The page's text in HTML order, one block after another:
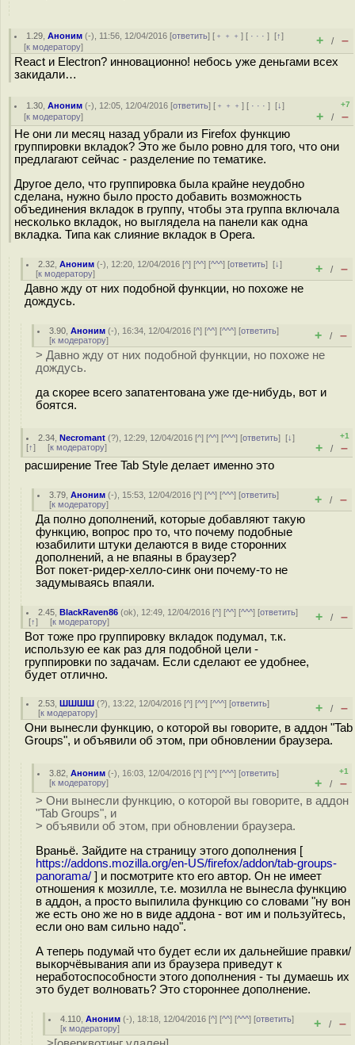
1.29 ,Аноним (-), 11:56, 12/04/2016 [ответить] [ ﹢﹢﹢] [ · · ·][↑]
[к модератору] + / –
React и Electron? инновационно! небось уже деньгами всех
закидали…
1.30 ,Аноним (-), 12:05, 12/04/2016 [ответить] [ ﹢﹢﹢] [ · · ·][↓]
[к модератору]
+7
+ / –
Не они ли месяц назад убрали из Firefox функцию
группировки вкладок? Это же было ровно для того, что они
предлагают сейчас - разделение по тематике.
Другое дело, что группировка была крайне неудобно
сделана, нужно было просто добавить возможность
объединения вкладок в группу, чтобы эта группа включала
несколько вкладок, но выглядела на панели как одна
вкладка. Типа как слияние вкладок в Opera.
2.32 ,Аноним (-), 12:20, 12/04/2016 [^] [^^] [^^^] [ответить][↓]
[к модератору] + / –
Давно жду от них подобной функции, но похоже не
дождусь.
3.90 ,Аноним (-), 16:34, 12/04/2016 [^] [^^] [^^^] [ответить]
[к модератору] + / –
> Давно жду от них подобной функции, но похоже не
дождусь.
да скорее всего запатентована уже где-нибудь, вот и
боятся.
2.34 ,Necromant (?), 12:29, 12/04/2016 [^] [^^] [^^^] [ответить][↓]
[↑] [к модератору]
+1
+ / –
расширение Tree Tab Style делает именно это
3.79 ,Аноним (-), 15:53, 12/04/2016 [^] [^^] [^^^] [ответить]
[к модератору] + / –
Да полно дополнений, которые добавляют такую
функцию, вопрос про то, что почему подобные
юзабилити штуки делаются в виде сторонних
дополнений, а не впаяны в браузер?
Вот покет-ридер-хелло-синк они почему-то не
задумываясь впаяли.
2.45 ,BlackRaven86 (ok), 12:49, 12/04/2016 [^] [^^] [^^^] [ответить]
[↑] [к модератору] + / –
Вот тоже про группировку вкладок подумал, т.к.
использую ее как раз для подобной цели -
группировки по задачам. Если сделают ее удобнее,
будет отлично.
2.53 ,ШШШШ (?), 13:22, 12/04/2016 [^] [^^] [^^^] [ответить]
[к модератору] + / –
Они вынесли функцию, о которой вы говорите, в aддон "Tab
Groups", и объявили об этом, при обновлении браузера.
3.82 ,Аноним (-), 16:03, 12/04/2016 [^] [^^] [^^^] [ответить]
[к модератору]
+1
+ / –
> Они вынесли функцию, о которой вы говорите, в aддон
"Tab Groups", и
> объявили об этом, при обновлении браузера.
Враньё. Зайдите на страницу этого дополнения [
https://addons.mozilla.org/en-US/firefox/addon/tab-groups-
panorama/ ] и посмотрите кто его автор. Он не имеет
отношения к мозилле, т.е. мозилла не вынесла функцию
в аддон, а просто выпилила функцию со словами "ну вон
же есть оно же но в виде аддона - вот им и пользуйтесь,
если оно вам сильно надо".
А теперь подумай что будет если их дальнейшие правки/
выкорчёвывания апи из браузера приведут к
неработоспособности этого дополнения - ты думаешь их
это будет волновать? Это стороннее дополнение.
4.110 ,Аноним (-), 18:18, 12/04/2016 [^] [^^] [^^^] [ответить]
[к модератору] + / –